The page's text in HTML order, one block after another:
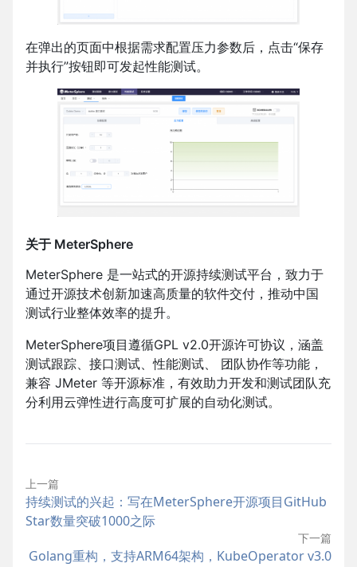
在弹出的页面中根据需求配置压力参数后，点击“保存
并执行”按钮即可发起性能测试。
关于 MeterSphere
MeterSphere 是一站式的开源持续测试平台，致力于
通过开源技术创新加速高质量的软件交付，推动中国
测试行业整体效率的提升。
MeterSphere项目遵循GPL v2.0开源许可协议，涵盖
测试跟踪、接口测试、性能测试、 团队协作等功能，
兼容 JMeter 等开源标准，有效助力开发和测试团队充
分利用云弹性进行高度可扩展的自动化测试。
上一篇
持续测试的兴起：写在MeterSphere开源项目GitHub
Star数量突破1000之际
下一篇
Golang重构，支持ARM64架构，KubeOperator v3.0